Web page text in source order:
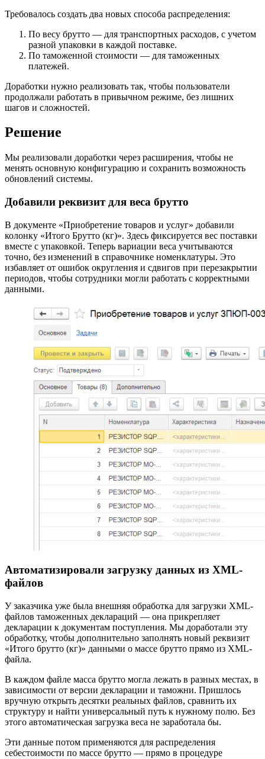
Требовалось создать два новых способа распределения:
По весу брутто — для транспортных расходов, с учетом
разной упаковки в каждой поставке.
По таможенной стоимости — для таможенных
платежей.
Доработки нужно реализовать так, чтобы пользователи
продолжали работать в привычном режиме, без лишних
шагов и сложностей.
Решение
Мы реализовали доработки через расширения, чтобы не
менять основную конфигурацию и сохранить возможность
обновлений системы.
Добавили реквизит для веса брутто
В документе «Приобретение товаров и услуг» добавили
колонку «Итого Брутто (кг)». Здесь фиксируется вес поставки
вместе с упаковкой. Теперь вариации веса учитываются
точно, без изменений в справочнике номенклатуры. Это
избавляет от ошибок округления и сдвигов при перезакрытии
периодов, чтобы сотрудники могли работать с корректными
данными.
Автоматизировали загрузку данных из XML-
файлов
У заказчика уже была внешняя обработка для загрузки XML-
файлов таможенных деклараций — она прикрепляет
декларации к документам поступления. Мы доработали эту
обработку, чтобы дополнительно заполнять новый реквизит
«Итого брутто (кг)» данными о массе брутто прямо из XML-
файла.
В каждом файле масса брутто могла лежать в разных местах, в
зависимости от версии декларации и таможни. Пришлось
вручную открыть десятки реальных файлов, сравнить их
структуру и найти универсальный путь к нужному полю. Без
этого автоматическая загрузка веса не заработала бы.
Эти данные потом применяются для распределения
себестоимости по массе брутто — прямо в процедуре